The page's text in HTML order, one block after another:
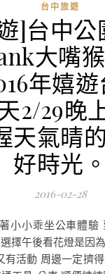
台中旅遊
]台中
大嘴
年嬉
2/29晚
天氣晴
好時光。
2016-02-28
擇午後看花燈是因
有活動 周邊一定擠